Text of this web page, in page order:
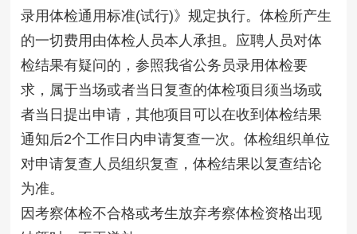
录用体检通用标准(试行)》规定执行。体检所产生
的一切费用由体检人员本人承担。应聘人员对体
检结果有疑问的，参照我省公务员录用体检要
求，属于当场或者当日复查的体检项目须当场或
者当日提出申请，其他项目可以在收到体检结果
通知后2个工作日内申请复查一次。体检组织单位
对申请复查人员组织复查，体检结果以复查结论
为准。
因考察体检不合格或考生放弃考察体检资格出现